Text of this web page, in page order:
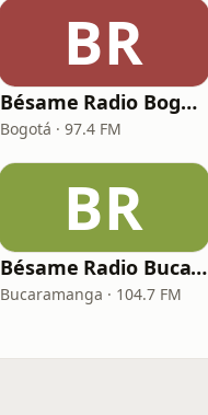
BR
Bésame Radio Bogotá
Bogotá · 97.4 FM
BR
Bésame Radio Bucaramanga
Bucaramanga · 104.7 FM